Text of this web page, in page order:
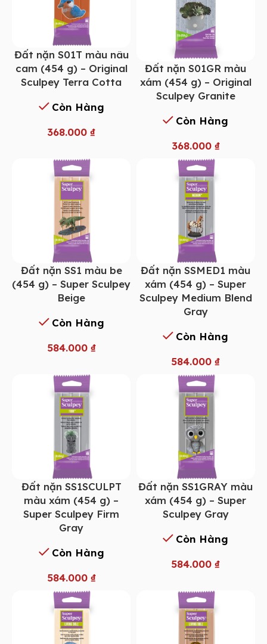
Đất nặn S01T màu nâu
cam (454 g) – Original
Sculpey Terra Cotta
Còn Hàng
368.000 ₫
Đất nặn S01GR màu
xám (454 g) – Original
Sculpey Granite
Còn Hàng
368.000 ₫
Đất nặn SS1 màu be
(454 g) – Super Sculpey
Beige
Còn Hàng
584.000 ₫
Đất nặn SSMED1 màu
xám (454 g) – Super
Sculpey Medium Blend
Gray
Còn Hàng
584.000₫
Đất nặn SS1SCULPT
màu xám (454 g) –
Super Sculpey Firm
Gray
Còn Hàng
584.000 ₫
Đất nặn SS1GRAY màu
xám (454 g) – Super
Sculpey Gray
Còn Hàng
584.000₫